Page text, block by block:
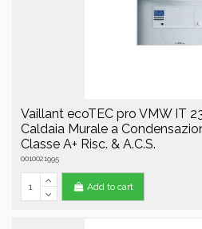
Vaillant ecoTEC pro VMW IT
Caldaia Murale a
Classe A+ Risc. & A.C.S.
0010021995
Add to cart